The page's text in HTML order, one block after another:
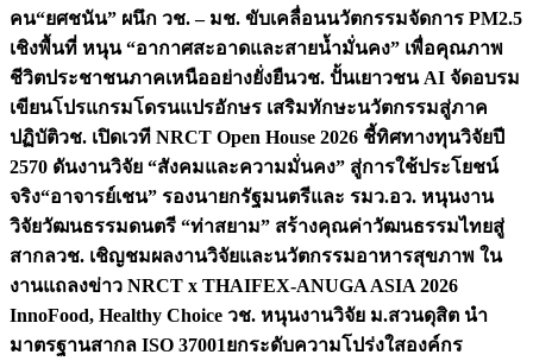
คน“ยศชนัน” ผนึก วช. – มช. ขับเคลื่อนนวัตกรรมจัดการ PM2.5
เชิงพื้นที่ หนุน “อากาศสะอาดและสายน้ำมั่นคง” เพื่อคุณภาพ
ชีวิตประชาชนภาคเหนืออย่างยั่งยืนวช. ปั้นเยาวชน AI จัดอบรม
เขียนโปรแกรมโดรนแปรอักษร เสริมทักษะนวัตกรรมสู่ภาค
ปฏิบัติวช. เปิดเวที NRCT Open House 2026 ชี้ทิศทางทุนวิจัยปี
2570 ดันงานวิจัย “สังคมและความมั่นคง” สู่การใช้ประโยชน์
จริง“อาจารย์เชน” รองนายกรัฐมนตรีและ รมว.อว. หนุนงาน
วิจัยวัฒนธรรมดนตรี “ท่าสยาม” สร้างคุณค่าวัฒนธรรมไทยสู่
สากลวช. เชิญชมผลงานวิจัยและนวัตกรรมอาหารสุขภาพ ใน
งานแถลงข่าว NRCT x THAIFEX-ANUGA ASIA 2026
InnoFood, Healthy Choice วช. หนุนงานวิจัย ม.สวนดุสิต นำ
มาตรฐานสากล ISO 37001ยกระดับความโปร่งใสองค์กร